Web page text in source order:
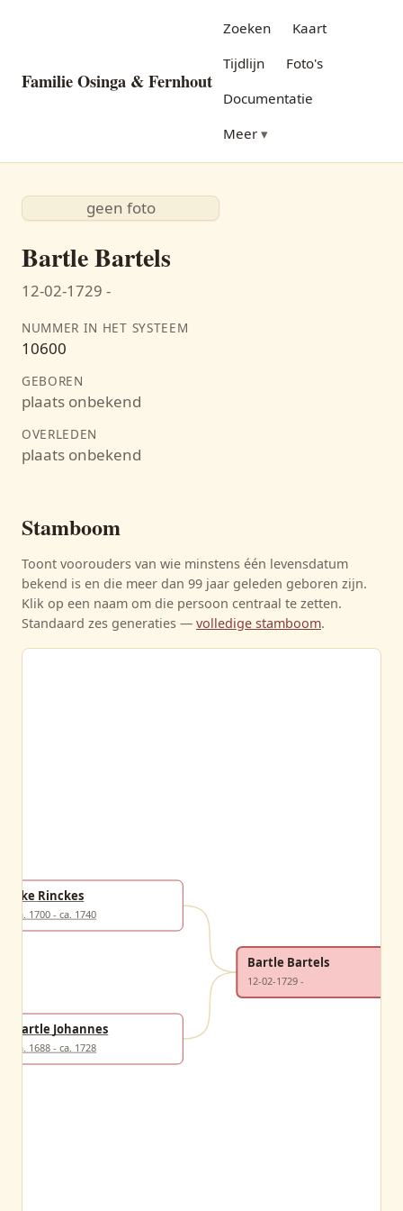
Familie Osinga & Fernhout
Zoeken
Kaart
Tijdlijn
Foto's
Documentatie
Meer
geen foto
Bartle Bartels
12-02-1729 -
NUMMER IN HET SYSTEEM
10600
GEBOREN
plaats onbekend
OVERLEDEN
plaats onbekend
Stamboom
Toont voorouders van wie minstens één levensdatum
bekend is en die meer dan 99 jaar geleden geboren zijn.
Klik op een naam om die persoon centraal te zetten.
Standaard zes generaties — volledige stamboom.
Yke Rinckes
ca. 1700 - ca. 1740
Bartle Johannes
ca. 1688 - ca. 1728
Bartle Bartels
12-02-1729 -